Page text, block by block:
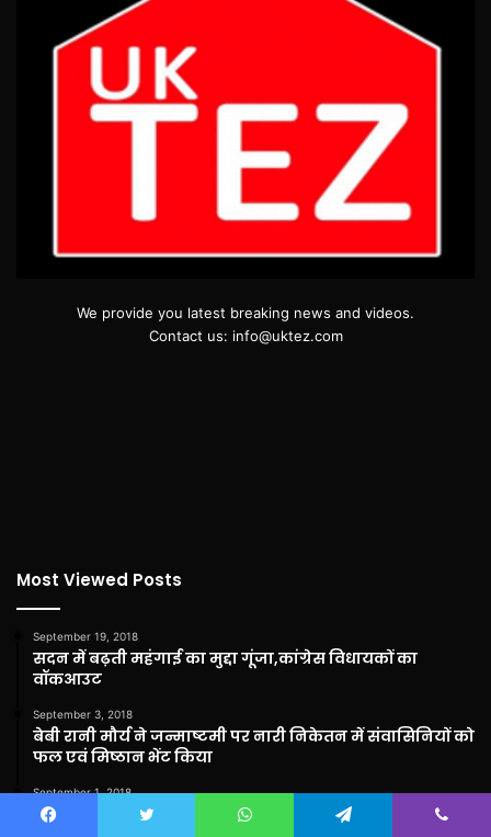
We provide you latest breaking news and videos.
Contact us: info@uktez.com
Most Viewed Posts
September 19, 2018
सदन में बढ़ती महंगाई का मुद्दा गूंजा,कांग्रेस विधायकों का
वॉकआउट
September 3, 2018
बेबी रानी मौर्य ने जन्माष्टमी पर नारी निकेतन में संवासिनियों को
फल एवं मिष्ठान भेंट किया
September 1, 2018
प्रणब और शिबनाथ ने कपल इवेंट का गोल्ड अपने नाम किया